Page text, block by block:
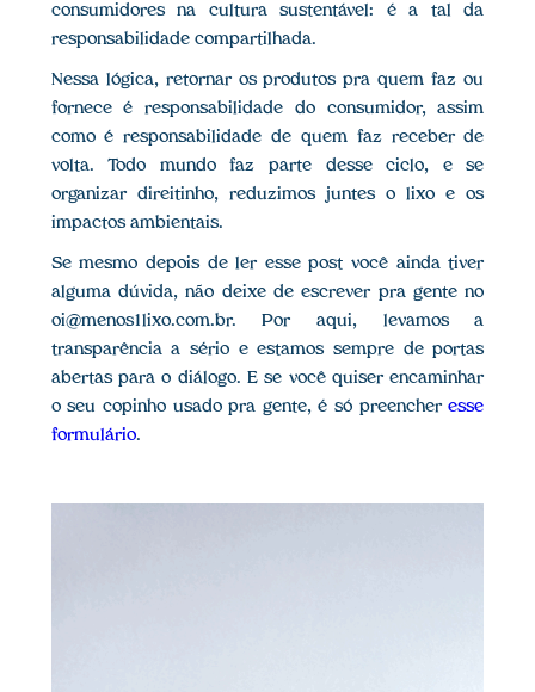
consumidores na cultura sustentável: é a tal da
responsabilidade compartilhada.
Nessa lógica, retornar os produtos pra quem faz ou
fornece é responsabilidade do consumidor, assim
como é responsabilidade de quem faz receber de
volta. Todo mundo faz parte desse ciclo, e se
organizar direitinho, reduzimos juntes o lixo e os
impactos ambientais.
Se mesmo depois de ler esse post você ainda tiver
alguma dúvida, não deixe de escrever pra gente no
oi@menos1lixo.com.br. Por aqui, levamos a
transparência a sério e estamos sempre de portas
abertas para o diálogo. E se você quiser encaminhar
o seu copinho usado pra gente, é só preencheresse
formulário.